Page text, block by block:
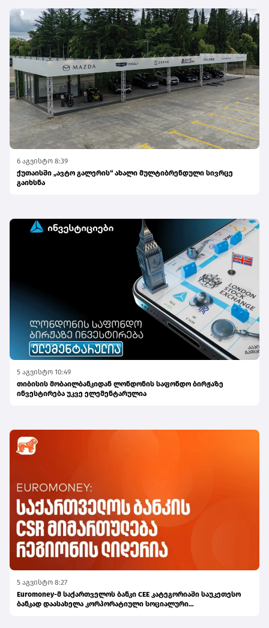
6 აგვისტო 8:39
ქუთაისში „ავტო გალერის“ ახალი მულტიბრენდული სივრცე
გაიხსნა
5 აგვისტო 10:49
თიბისის მობაილბანკიდან ლონდონის საფონდო ბირჟაზე
ინვესტირება უკვე ელემენტარულია
5 აგვისტო 8:27
Euromoney-მ საქართველოს ბანკი CEE კატეგორიაში საუკეთესო
ბანკად დაასახელა კორპორატიული სოციალური